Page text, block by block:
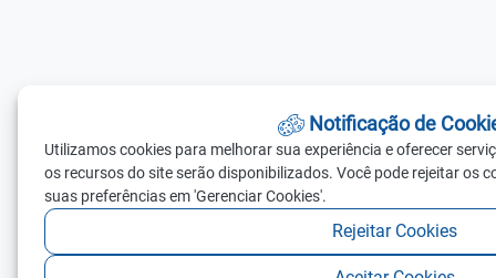
Notificação de
Utilizamos cookies para melhorar sua experiência e oferecer
os recursos do site serão disponibilizados. Você pode rejeitar os
suas preferências em 'Gerenciar Cookies'.
Rejeitar Cookies